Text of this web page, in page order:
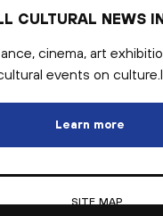
CULTURAL NEWS
cinema, art
events on
Learn more All
SITE MAP